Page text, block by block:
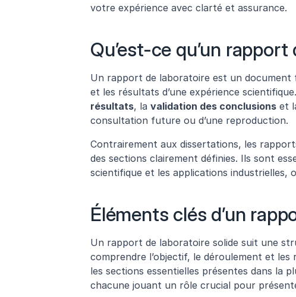
votre expérience avec clarté et assurance.
Qu’est-ce qu’un rapport
Un rapport de laboratoire est un document
et les résultats d’une expérience
résultats, la validation des conclusions et
consultation future ou d’une reproduction.
Contrairement aux dissertations, les
des sections clairement définies. Ils sont
scientifique et les applications
Éléments clés d’un
Un rapport de laboratoire solide suit une
comprendre l’objectif, le déroulement et les
les sections essentielles présentes dans la
chacune jouant un rôle crucial pour